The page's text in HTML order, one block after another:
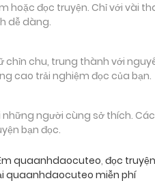
hoặc đọc truyện. Chỉ với vài
dễ dàng.
chu, trung thành với
cao trải nghiệm đọc của bạn.
người cùng sở thích.
bạn đọc.
quaanhdaocuteo, đọc
quaanhdaocuteo miễn phí